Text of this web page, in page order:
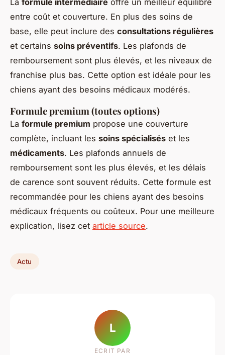
La formule intermédiaire offre un meilleur équilibre
entre coût et couverture. En plus des soins de
base, elle peut inclure des consultations régulières
et certains soins préventifs. Les plafonds de
remboursement sont plus élevés, et les niveaux de
franchise plus bas. Cette option est idéale pour les
chiens ayant des besoins médicaux modérés.
Formule premium (toutes options)
La formule premium propose une couverture
complète, incluant les soins spécialisés et les
médicaments. Les plafonds annuels de
remboursement sont les plus élevés, et les délais
de carence sont souvent réduits. Cette formule est
recommandée pour les chiens ayant des besoins
médicaux fréquents ou coûteux. Pour une meilleure
explication, lisez cet article source.
Actu
L
ECRIT PAR